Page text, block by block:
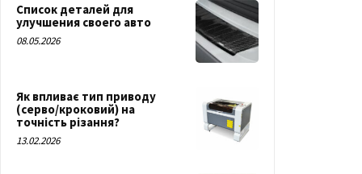
Список деталей для
улучшения своего авто
08.05.2026
Як впливає тип приводу
(серво/кроковий) на
точність різання?
13.02.2026